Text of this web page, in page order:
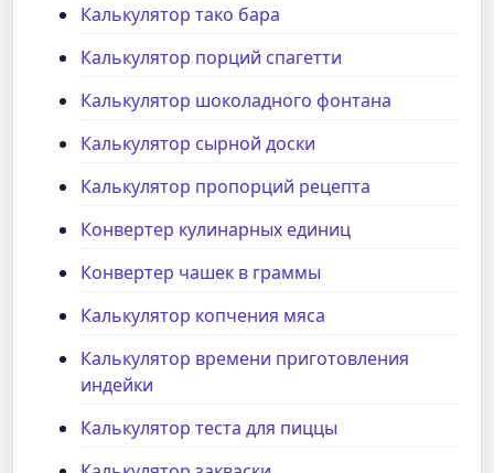
Калькулятор тако бара
Калькулятор порций спагетти
Калькулятор шоколадного фонтана
Калькулятор сырной доски
Калькулятор пропорций рецепта
Конвертер кулинарных единиц
Конвертер чашек в граммы
Калькулятор копчения мяса
Калькулятор времени приготовления
индейки
Калькулятор теста для пиццы